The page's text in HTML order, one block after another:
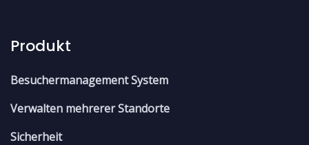
Produkt
Besuchermanagement System
Verwalten mehrerer Standorte
Sicherheit